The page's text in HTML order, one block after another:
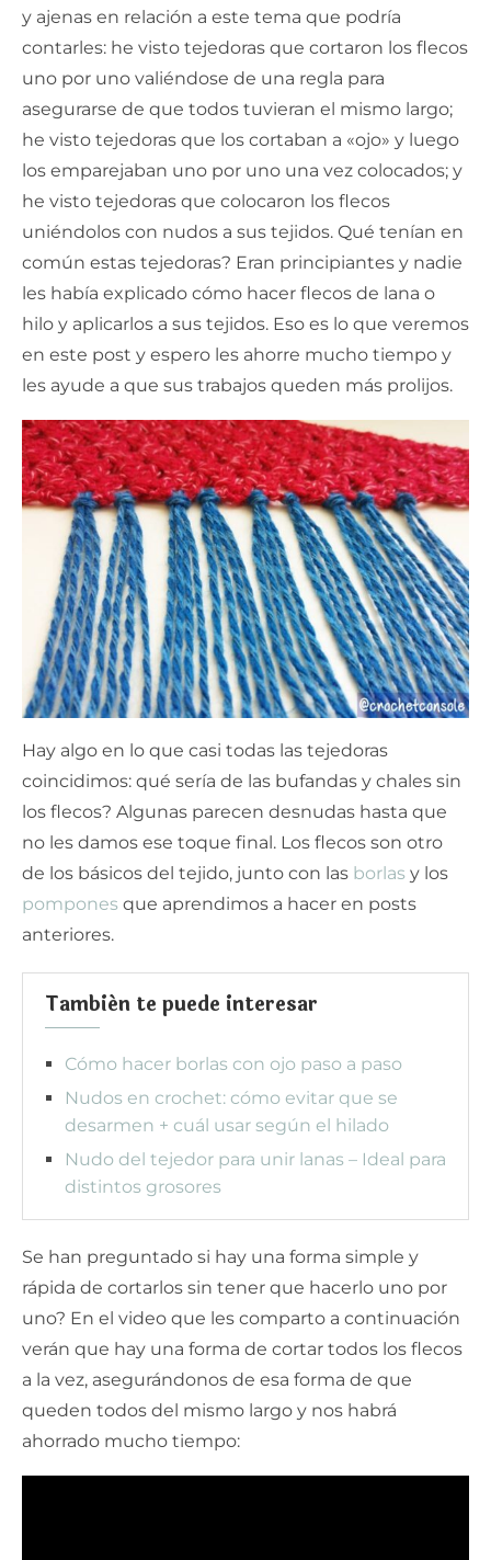
y ajenas en relación a este tema que podría
contarles: he visto tejedoras que cortaron los flecos
uno por uno valiéndose de una regla para
asegurarse de que todos tuvieran el mismo largo;
he visto tejedoras que los cortaban a «ojo» y luego
los emparejaban uno por uno una vez colocados; y
he visto tejedoras que colocaron los flecos
uniéndolos con nudos a sus tejidos. Qué tenían en
común estas tejedoras? Eran principiantes y nadie
les había explicado cómo hacer flecos de lana o
hilo y aplicarlos a sus tejidos. Eso es lo que veremos
en este post y espero les ahorre mucho tiempo y
les ayude a que sus trabajos queden más prolijos.
Hay algo en lo que casi todas las tejedoras
coincidimos: qué sería de las bufandas y chales sin
los flecos? Algunas parecen desnudas hasta que
no les damos ese toque final. Los flecos son otro
de los básicos del tejido, junto con las borlas y los
pompones que aprendimos a hacer en posts
anteriores.
También te puede interesar
Cómo hacer borlas con ojo paso a paso
Nudos en crochet: cómo evitar que se
desarmen + cuál usar según el hilado
Nudo del tejedor para unir lanas – Ideal para
distintos grosores
Se han preguntado si hay una forma simple y
rápida de cortarlos sin tener que hacerlo uno por
uno? En el video que les comparto a continuación
verán que hay una forma de cortar todos los flecos
a la vez, asegurándonos de esa forma de que
queden todos del mismo largo y nos habrá
ahorrado mucho tiempo: